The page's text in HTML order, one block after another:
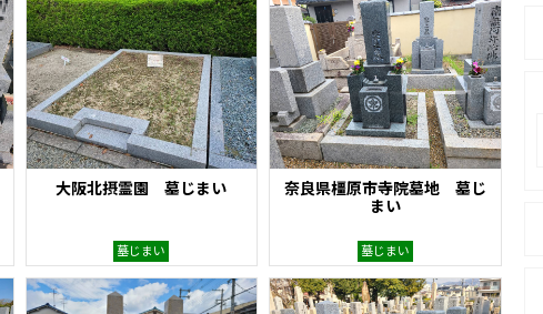
大阪北摂霊園 墓じまい
墓じまい
奈良県橿原市寺院墓地 墓じ
まい
墓じまい